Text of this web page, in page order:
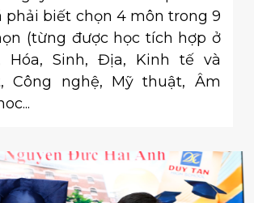
phải biết chọn 4 môn trong 9
(từng được học tích hợp ở
Hóa, Sinh, Địa, Kinh tế và
Công nghệ, Mỹ thuật, Âm